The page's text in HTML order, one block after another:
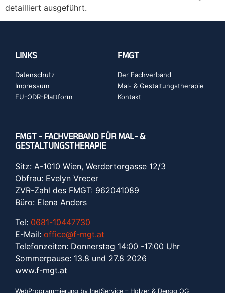
detailliert ausgeführt.
LINKS
Datenschutz
Impressum
EU-ODR-Plattform
FMGT
Der Fachverband
Mal- & Gestaltungstherapie
Kontakt
FMGT - FACHVERBAND FÜR MAL- &
GESTALTUNGSTHERAPIE
Sitz: A-1010 Wien, Werdertorgasse 12/3
Obfrau: Evelyn Vrecer
ZVR-Zahl des FMGT: 962041089
Büro: Elena Anders
Tel: 0681-10447730
E-Mail: office@f-mgt.at
Telefonzeiten: Donnerstag 14:00 -17:00 Uhr
Sommerpause: 13.8 und 27.8 2026
www.f-mgt.at
WebProgrammierung by InetService – Holzer & Dengg OG